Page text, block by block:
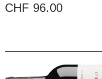
CHF 96.00